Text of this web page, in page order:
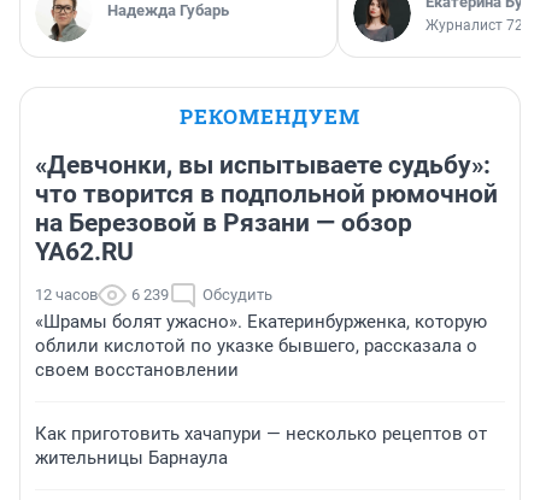
Надежда Губарь
Журналист
РЕКОМЕНДУЕМ
«Девчонки, вы испытываете судьбу»:
что творится в подпольной рюмочной
на Березовой в Рязани — обзор
YA62.RU
12 часов 6 239 Обсудить
«Шрамы болят ужасно». Екатеринбурженка, которую
облили кислотой по указке бывшего, рассказала о
своем восстановлении
Как приготовить хачапури — несколько рецептов от
жительницы Барнаула